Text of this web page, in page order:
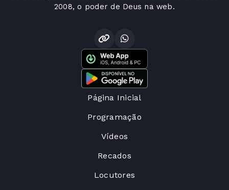
2008, o poder de Deus na web.
Página Inicial
Programação
Vídeos
Recados
Locutores